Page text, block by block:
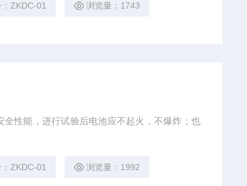
ZKDC-01 浏览量：1743
性能，进行试验后电池应不起火，不爆炸；也
ZKDC-01 浏览量：1992